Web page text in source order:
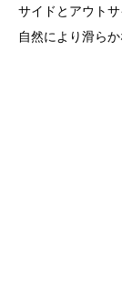
サイドとアウト
自然により滑ら